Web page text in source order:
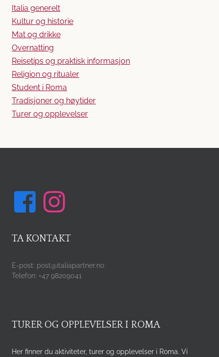
Italia generelt
Kultur og historie
Mat og drikke
Overnatting
Reisetips og praktisk informasjon
Religion og ritualer
Student i Roma
Tradisjoner og høytider
Turer og opplevelser
TA KONTAKT
E-post: post@italiapartner.no
Telefon: +47 98209041
TURER OG OPPLEVELSER I ROMA
Her finner du aktiviteter, turer og opplevelser i Roma. Vi